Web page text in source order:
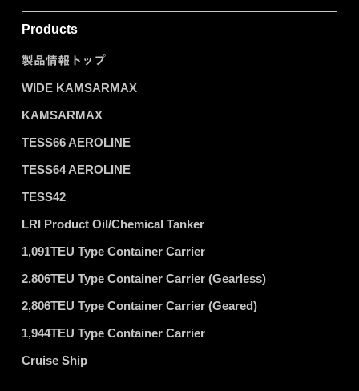
Products
製品情報トップ
WIDE KAMSARMAX
KAMSARMAX
TESS66 AEROLINE
TESS64 AEROLINE
TESS42
LRI Product Oil/Chemical Tanker
1,091TEU Type Container Carrier
2,806TEU Type Container Carrier (Gearless)
2,806TEU Type Container Carrier (Geared)
1,944TEU Type Container Carrier
Cruise Ship